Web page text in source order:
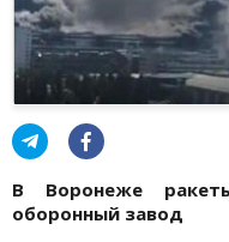
В Воронеже
оборонный завод